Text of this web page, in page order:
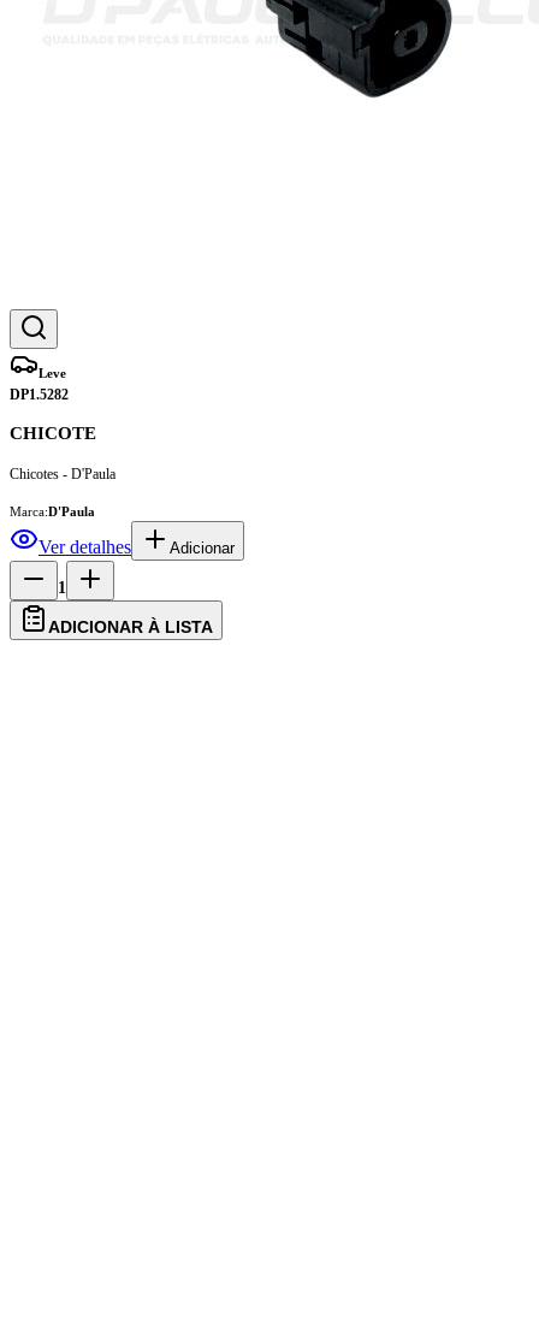
Leve
DP1.5282
CHICOTE
Chicotes - D'Paula
Marca:D'Paula
Ver detalhes Adicionar
1
ADICIONAR À LISTA